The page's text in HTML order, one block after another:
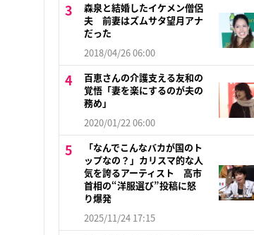
森泉と結婚したイケメン僧侶
夫 前妻はズムサタ望月アナ
だった
2018/04/26 06:00
百恵さんの介護支える友和の
覚悟「妻を楽にするのが夫の
務め」
2020/01/22 06:00
「なんでこんなバカが国のト
ップなの？」カリスマ的な人
気を誇るアーティスト 高市
首相の“洋服選び”投稿に怒
り爆発
2025/11/24 17:15